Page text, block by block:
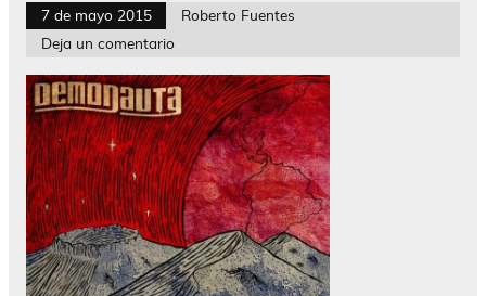
7 de mayo 2015
Roberto Fuentes
Deja un comentario